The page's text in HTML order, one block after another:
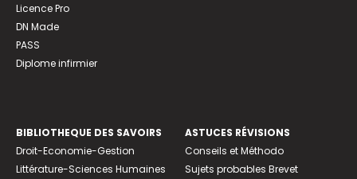
Licence Pro
DN Made
PASS
Diplome infirmier
BIBLIOTHEQUE DES SAVOIRS
Droit-Economie-Gestion
Littérature-Sciences Humaines
ASTUCES RÉVISIONS
Conseils et Méthodo
Sujets probables Brevet